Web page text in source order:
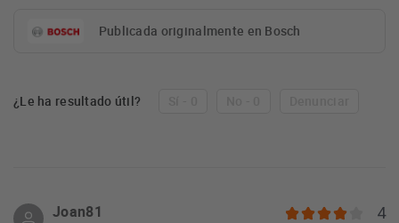
Publicada originalmente en Bosch
¿Le ha resultado útil?
Joan81 4